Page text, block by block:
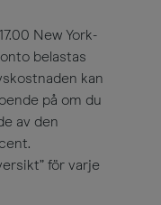
New York-
belastas
kan
på om du
av den
för varje